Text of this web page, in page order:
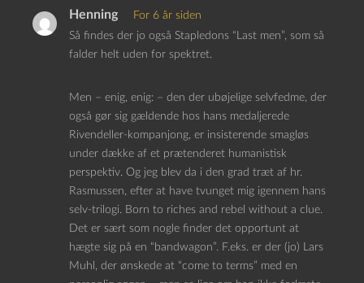
Henning
For 6 år siden
Så findes der jo også Stapledons “Last men”, som så
falder helt uden for spektret.
Men – enig, enig: – den der ubøjelige selvfedme, der
også gør sig gældende hos hans medaljerede
Rivendeller-kompanjong, er insisterende smagløs
under dække af et prætenderet humanistisk
perspektiv. Og jeg blev da i den grad træt af hr.
Rasmussen, efter at have tvunget mig igennem hans
selv-trilogi. Born to riches and rebel without a clue.
Det er sært som nogle finder det opportunt at
hægte sig på en “bandwagon”. F.eks. er der (jo) Lars
Muhl, der ønskede at “come to terms” med en